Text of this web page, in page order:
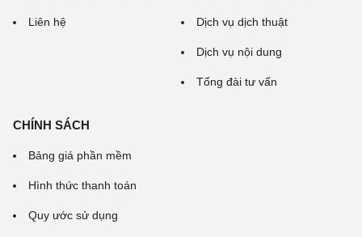
Liên hệ Dịch vụ dịch thuật
Dịch vụ nội dung
Tổng đài tư vấn
CHÍNH SÁCH
Bảng giá phần mềm
Hình thức thanh toán
Quy ước sử dụng